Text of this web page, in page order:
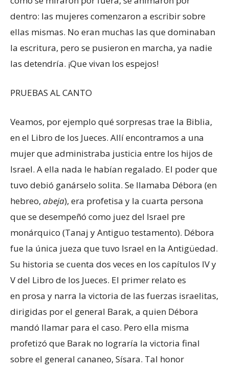
dentro: las mujeres comenzaron a escribir sobre
ellas mismas. No eran muchas las que dominaban
la escritura, pero se pusieron en marcha, ya nadie
las detendría. ¡Que vivan los espejos!
PRUEBAS AL CANTO
Veamos, por ejemplo qué sorpresas trae la Biblia,
en el Libro de los Jueces. Allí encontramos a una
mujer que administraba justicia entre los hijos de
Israel. A ella nada le habían regalado. El poder que
tuvo debió ganárselo solita. Se llamaba Débora (en
hebreo, abeja), era profetisa y la cuarta persona
que se desempeñó como juez del Israel pre
monárquico (Tanaj y Antiguo testamento). Débora
fue la única jueza que tuvo Israel en la Antigüedad.
Su historia se cuenta dos veces en los capítulos IV y
V del Libro de los Jueces. El primer relato es
en prosa y narra la victoria de las fuerzas israelitas,
dirigidas por el general Barak, a quien Débora
mandó llamar para el caso. Pero ella misma
profetizó que Barak no lograría la victoria final
sobre el general cananeo, Sísara. Tal honor